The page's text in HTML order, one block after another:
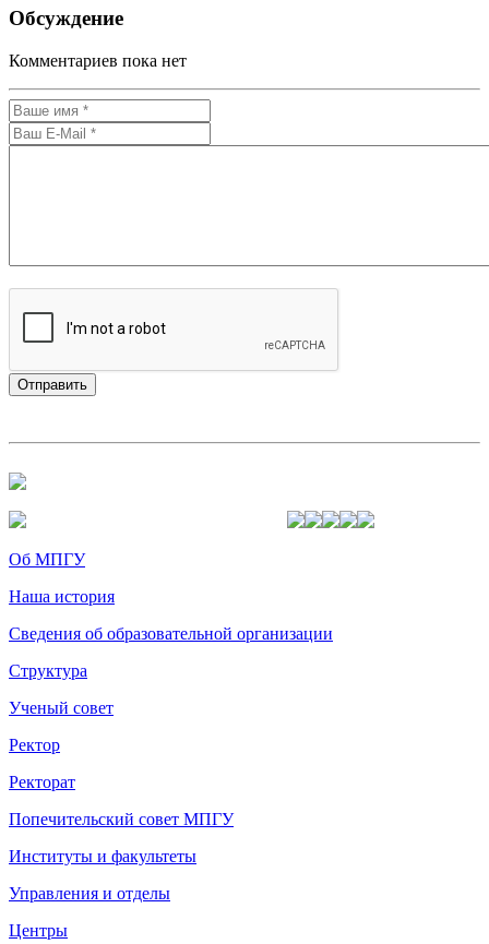
Обсуждение
Комментариев пока нет
Об МПГУ
Наша история
Сведения об образовательной организации
Структура
Ученый совет
Ректор
Ректорат
Попечительский совет МПГУ
Институты и факультеты
Управления и отделы
Центры